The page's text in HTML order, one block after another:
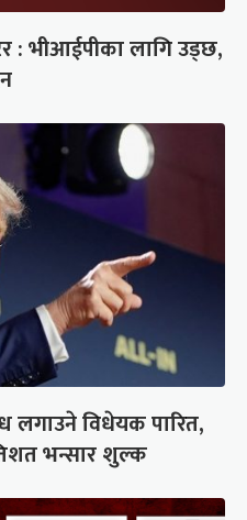
: भीआईपीका लागि उड्छ,
लगाउने विधेयक पारित,
भन्सार शुल्क